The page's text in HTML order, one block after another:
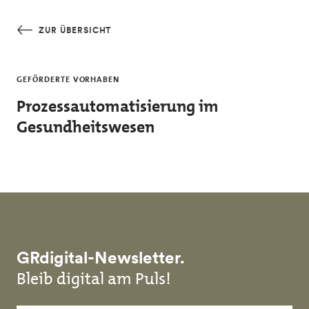
ZUR ÜBERSICHT
GEFÖRDERTE VORHABEN
Prozessautomatisierung im
Gesundheitswesen
GRdigital-Newsletter.
Bleib digital am Puls!